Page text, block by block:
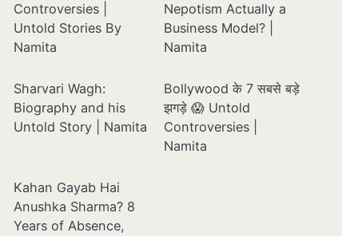
Controversies |
Untold Stories By
Namita
Nepotism Actually a
Business Model? |
Namita
Sharvari Wagh:
Biography and his
Untold Story | Namita
Bollywood के 7 सबसे बड़े
झगड़े 😱 Untold
Controversies |
Namita
Kahan Gayab Hai
Anushka Sharma? 8
Years of Absence,